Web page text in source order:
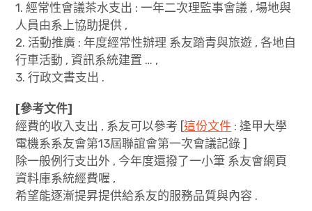
捐款方式
會議記錄
加入正式會員
1. 經常性會議茶水支出 : 一年二次理監事會議 , 場地與
人員由系上協助提供 ,
2. 活動推廣 : 年度經常性辦理 系友踏青與旅遊 , 各地自
行車活動 , 資訊系統建置 … ,
3. 行政文書支出 .
[參考文件]
經費的收入支出 , 系友可以參考 [這份文件 : 逢甲大學
電機系系友會第13屆聯誼會第一次會議記錄 ]
除一般例行支出外 , 今年度還撥了一小筆 系友會網頁
資料庫系統經費喔 ,
希望能逐漸提昇提供給系友的服務品質與內容 .